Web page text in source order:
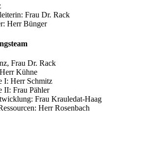
Frau Dr. Rack
Herr Bünger
Frau Dr. Rack
Kühne
I: Herr Schmitz
II: Frau Pähler
Frau Krauledat-Haag
Herr Rosenbach